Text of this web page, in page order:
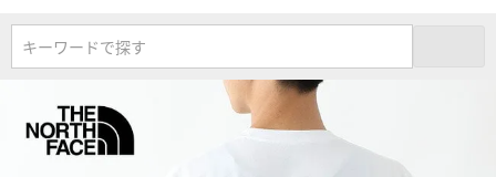
キーワードで探す